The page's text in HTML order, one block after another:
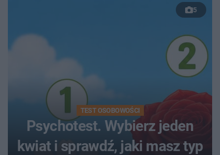
5
TEST OSOBOWOŚCI
Psychotest. Wybierz jeden
kwiat i sprawdź, jaki masz typ